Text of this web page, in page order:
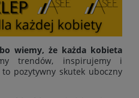
wiemy, że każda kobieta
trendów, inspirujemy i
pozytywny skutek uboczny